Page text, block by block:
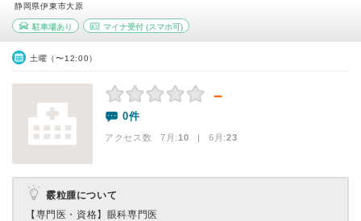
静岡県伊東市大原
駐車場あり マイナ受付(スマホ可)
土曜（〜12:00）
－
0件
アクセス数 7月:10 | 6月:23
霰粒腫について
【専門医・資格】 眼科専門医